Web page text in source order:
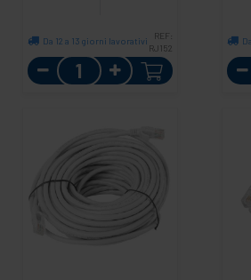
Da 12 a 13 giorni lavorativi
REF:
RJ152
Quantità